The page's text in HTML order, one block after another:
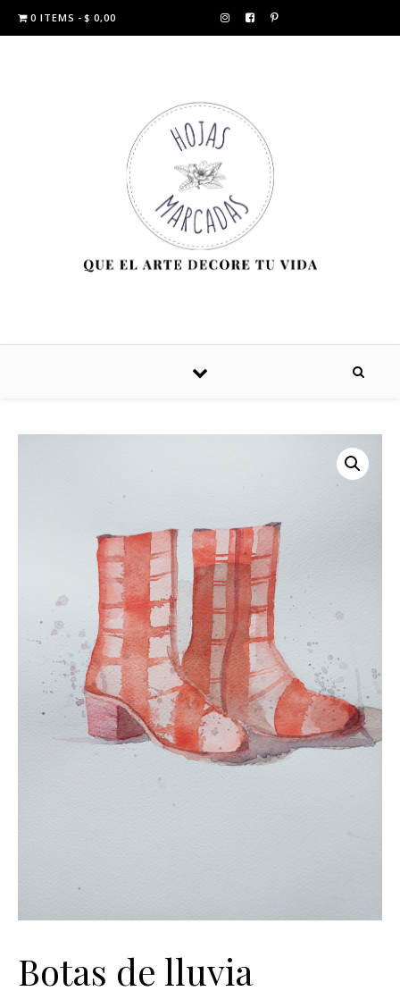
0 ITEMS $ 0,00
Botas de lluvia